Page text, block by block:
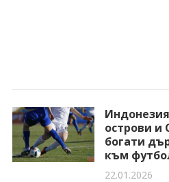
острови и
богати
към
22.01.2026